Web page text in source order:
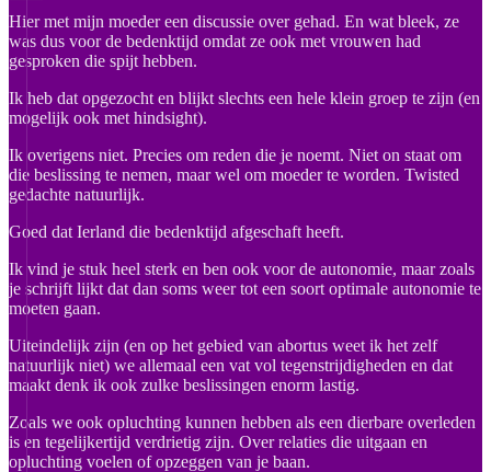
Hier met mijn moeder een discussie over gehad. En wat bleek, ze
was dus voor de bedenktijd omdat ze ook met vrouwen had
gesproken die spijt hebben.
Ik heb dat opgezocht en blijkt slechts een hele klein groep te zijn (en
mogelijk ook met hindsight).
Ik overigens niet. Precies om reden die je noemt. Niet on staat om
die beslissing te nemen, maar wel om moeder te worden. Twisted
gedachte natuurlijk.
Goed dat Ierland die bedenktijd afgeschaft heeft.
Ik vind je stuk heel sterk en ben ook voor de autonomie, maar zoals
je schrijft lijkt dat dan soms weer tot een soort optimale autonomie te
moeten gaan.
Uiteindelijk zijn (en op het gebied van abortus weet ik het zelf
natuurlijk niet) we allemaal een vat vol tegenstrijdigheden en dat
maakt denk ik ook zulke beslissingen enorm lastig.
Zoals we ook opluchting kunnen hebben als een dierbare overleden
is en tegelijkertijd verdrietig zijn. Over relaties die uitgaan en
opluchting voelen of opzeggen van je baan.